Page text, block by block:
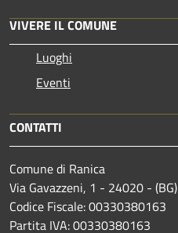
VIVERE IL COMUNE
Luoghi
Eventi
CONTATTI
Comune di Ranica
Via Gavazzeni, 1 - 24020 - (BG)
Codice Fiscale: 00330380163
Partita IVA: 00330380163